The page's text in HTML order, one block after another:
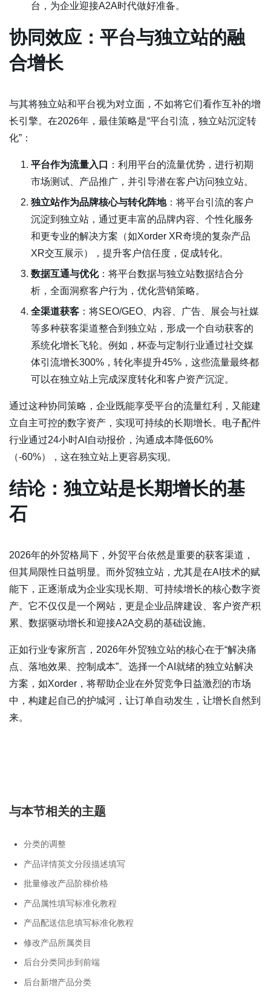
台，为企业迎接A2A时代做好准备。
协同效应：平台与独立站的融
合增长
与其将独立站和平台视为对立面，不如将它们看作互补的增
长引擎。在2026年，最佳策略是“平台引流，独立站沉淀转
化”：
平台作为流量入口
：利用平台的流量优势，进行初期
市场测试、产品推广，并引导潜在客户访问独立站。
独立站作为品牌核心与转化阵地：将平台引流的客户
沉淀到独立站，通过更丰富的品牌内容、个性化服务
和更专业的解决方案（如Xorder XR奇境的复杂产品
XR交互展示），提升客户信任度，促成转化。
数据互通与优化：将平台数据与独立站数据结合分
析，全面洞察客户行为，优化营销策略。
全渠道获客 ：将SEO/GEO、内容、广告、展会与社媒
等多种获客渠道整合到独立站，形成一个自动获客的
系统化增长飞轮。例如，杯壶与定制行业通过社交媒
体引流增长300%，转化率提升45%，这些流量最终都
可以在独立站上完成深度转化和客户资产沉淀。
通过这种协同策略，企业既能享受平台的流量红利，又能建
立自主可控的数字资产，实现可持续的长期增长。电子配件
行业通过24小时AI自动报价，沟通成本降低60%
（-60%），这在独立站上更容易实现。
结论：独立站是长期增长的基
石
2026年的外贸格局下，外贸平台依然是重要的获客渠道，
但其局限性日益明显。而外贸独立站，尤其是在AI技术的赋
能下，正逐渐成为企业实现长期、可持续增长的核心数字资
产。它不仅仅是一个网站，更是企业品牌建设、客户资产积
累、数据驱动增长和迎接A2A交易的基础设施。
正如行业专家所言，2026年外贸独立站的核心在于“解决痛
点、落地效果、控制成本”。选择一个AI就绪的独立站解决
方案，如Xorder，将帮助企业在外贸竞争日益激烈的市场
中，构建起自己的护城河，让订单自动发生，让增长自然到
来。
与本节相关的主题
分类的调整
产品详情英文分段描述填写
批量修改产品阶梯价格
产品属性填写标准化教程
产品配送信息填写标准化教程
修改产品所属类目
后台分类同步到前端
后台新增产品分类